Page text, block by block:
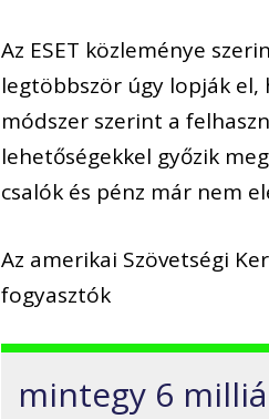
Az ESET közleménye
legtöbbször úgy lopják el,
módszer szerint a
lehetőségekkel győzik
csalók és pénz már nem
Az amerikai Szövetségi
fogyasztók
mintegy 6